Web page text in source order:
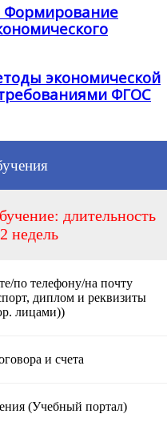
Формирование
экономической
ФГОС
длительность
недель
по телефону/на почту
диплом и реквизиты
лицами))
и счета
(Учебный портал)